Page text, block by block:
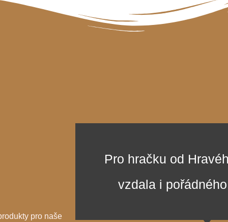
pro naše
Pro hračku od
vzdala i